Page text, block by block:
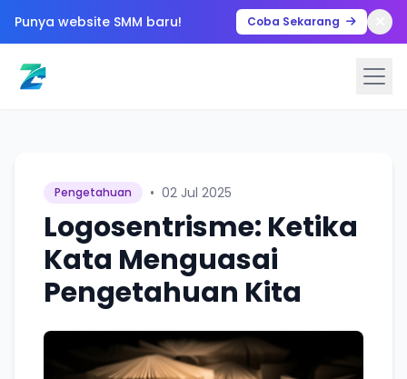
Punya website SMM baru! Coba Sekarang
Pengetahuan • 02 Jul 2025
Logosentrisme: Ketika
Kata Menguasai
Pengetahuan Kita